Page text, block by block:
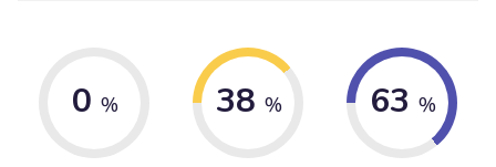
0 % 38 % 63 %